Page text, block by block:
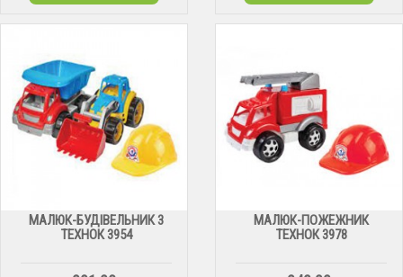
МАЛЮК-БУДІВЕЛЬНИК 3
ТЕХНОК 3954
МАЛЮК-ПОЖЕЖНИК
ТЕХНОК 3978